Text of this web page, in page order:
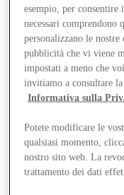
Vieni a trovarci
esempio, per
necessari comprendono
personalizzano le
pubblicità che vi viene
impostati a meno che
invitiamo a consultare la
Informativa sulla
Potete modificare le
qualsiasi momento,
nostro sito web. La
trattamento dei dati